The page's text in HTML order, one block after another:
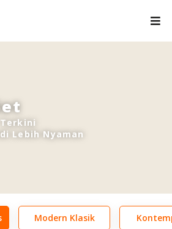
Lebih Nyaman
Modern Klasik